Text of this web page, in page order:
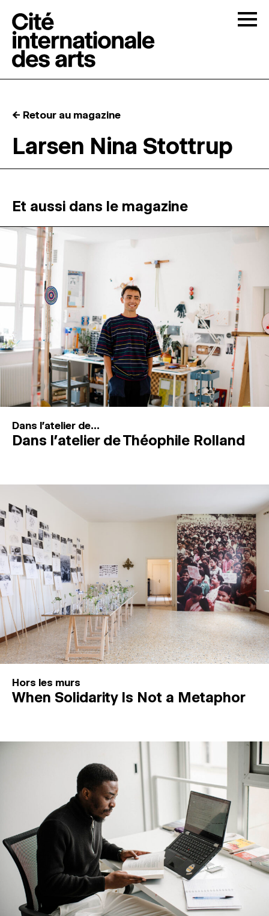
RÉSIDENCES ↓
ATELIERS OUVERTS
PROGRAMMATION
MAGAZINE
ESPACES DE PRATIQUE ARTISTIQUE ↓
Recherche
Connexion
← Retour au magazine
Larsen Nina Stottrup
Et aussi dans le magazine
Dans l'atelier de...
Dans l’atelier de Théophile Rolland
Hors les murs
When Solidarity Is Not a Metaphor